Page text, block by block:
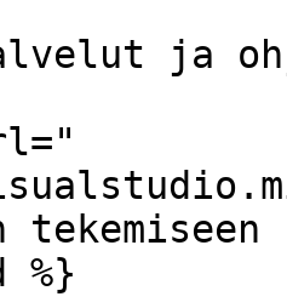
ja
tekemiseen